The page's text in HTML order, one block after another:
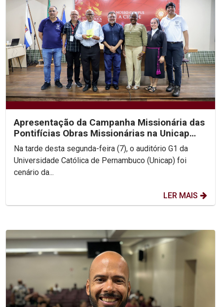
Apresentação da Campanha Missionária das
Pontifícias Obras Missionárias na Unicap
aborda...
Na tarde desta segunda-feira (7), o auditório G1 da
Universidade Católica de Pernambuco (Unicap) foi
cenário da...
LER MAIS